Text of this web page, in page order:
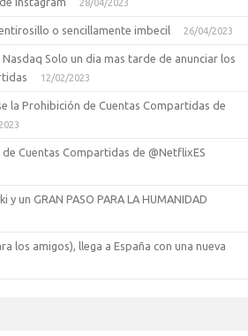
28/04/2023
o sencillamente imbecil 26/04/2023
Solo un dia mas tarde de anunciar los
12/02/2023
la Prohibición de Cuentas Compartidas de
Cuentas Compartidas de @NetflixES
un GRAN PASO PARA LA HUMANIDAD
los amigos), llega a España con una nueva